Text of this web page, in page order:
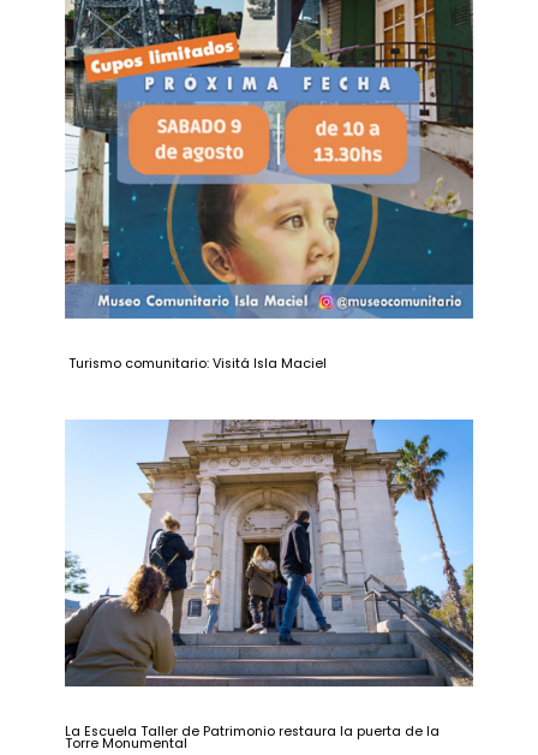
Turismo comunitario: Visitá Isla Maciel
La Escuela Taller de Patrimonio restaura la puerta de la
Torre Monumental